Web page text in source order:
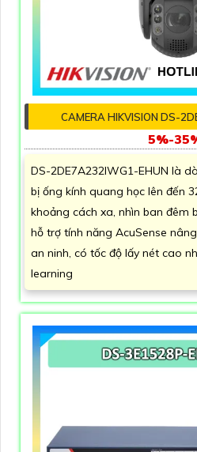
CAMERA HIKVISION DS-
5%-
DS-2DE7A232IWG1-EHUN là
bị ống kính quang học lên đến
khoảng cách xa, nhìn ban đêm
hỗ trợ tính năng AcuSense
an ninh, có tốc độ lấy nét cao
learning